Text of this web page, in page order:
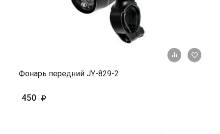
+ К
Фонарь передний JY-829-2
450